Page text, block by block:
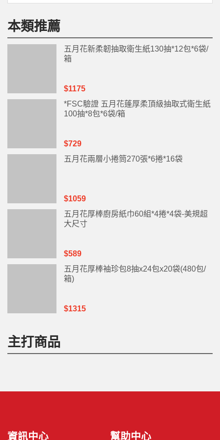
本類推薦
五月花新柔韌抽取衛生紙130抽*12包*6袋/
箱
$1175
*FSC驗證 五月花蓬厚柔頂級抽取式衛生紙
100抽*8包*6袋/箱
$729
五月花兩層小捲筒270張*6捲*16袋
$1059
五月花厚棒廚房紙巾60組*4捲*4袋-美規超
大尺寸
$589
五月花厚棒袖珍包8抽x24包x20袋(480包/
箱)
$1315
主打商品
資訊中心 幫助中心